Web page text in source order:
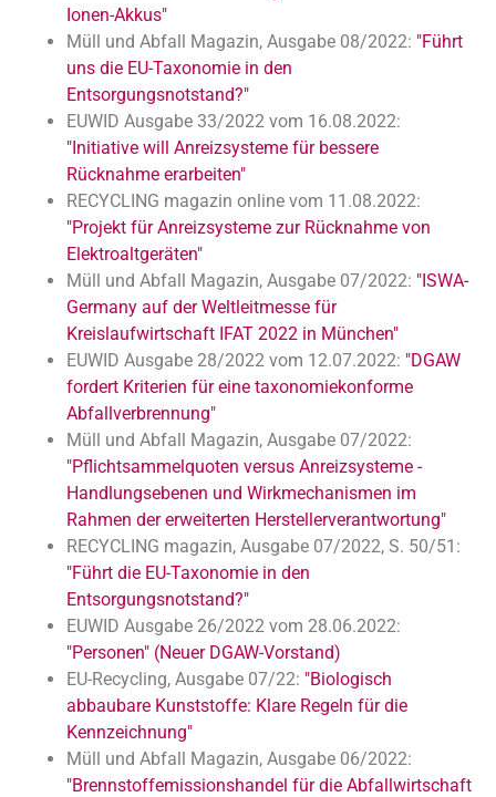
Ionen-Akkus"
Müll und Abfall Magazin, Ausgabe 08/2022: "Führt
uns die EU-Taxonomie in den
Entsorgungsnotstand?"
EUWID Ausgabe 33/2022 vom 16.08.2022:
"Initiative will Anreizsysteme für bessere
Rücknahme erarbeiten"
RECYCLING magazin online vom 11.08.2022:
"Projekt für Anreizsysteme zur Rücknahme von
Elektroaltgeräten"
Müll und Abfall Magazin, Ausgabe 07/2022: "ISWA-
Germany auf der Weltleitmesse für
Kreislaufwirtschaft IFAT 2022 in München"
EUWID Ausgabe 28/2022 vom 12.07.2022: "DGAW
fordert Kriterien für eine taxonomiekonforme
Abfallverbrennung"
Müll und Abfall Magazin, Ausgabe 07/2022:
"Pflichtsammelquoten versus Anreizsysteme -
Handlungsebenen und Wirkmechanismen im
Rahmen der erweiterten Herstellerverantwortung"
RECYCLING magazin, Ausgabe 07/2022, S. 50/51:
"Führt die EU-Taxonomie in den
Entsorgungsnotstand?"
EUWID Ausgabe 26/2022 vom 28.06.2022:
"Personen" (Neuer DGAW-Vorstand)
EU-Recycling, Ausgabe 07/22: "Biologisch
abbaubare Kunststoffe: Klare Regeln für die
Kennzeichnung"
Müll und Abfall Magazin, Ausgabe 06/2022:
"Brennstoffemissionshandel für die Abfallwirtschaft